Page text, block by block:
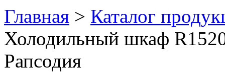
Главная > Каталог
Холодильный шкаф
Рапсодия